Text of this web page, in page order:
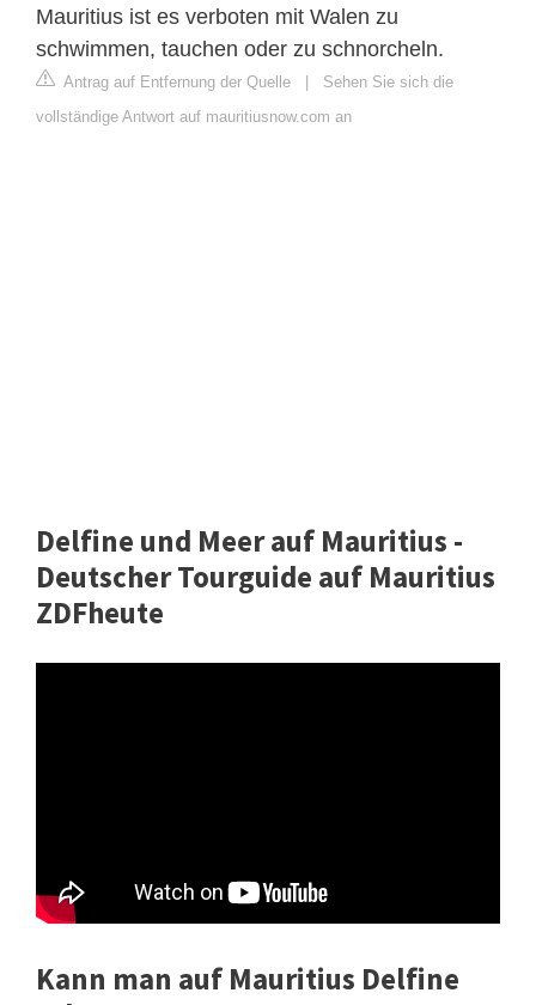
Mauritius ist es verboten mit Walen zu
schwimmen, tauchen oder zu schnorcheln.
Antrag auf Entfernung der Quelle
Sehen Sie sich die
vollständige Antwort auf mauritiusnow.com an
Delfine und Meer auf Mauritius -
Deutscher Tourguide auf Mauritius
ZDFheute
Kann man auf Mauritius Delfine